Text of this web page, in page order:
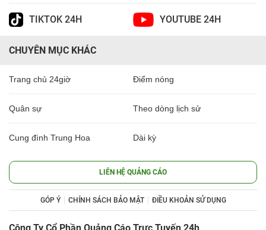
TIKTOK 24H YOUTUBE 24H
CHUYÊN MỤC KHÁC
Trang chủ 24giờ Điểm nóng
Quân sự Theo dòng lịch sử
Cung đình Trung Hoa Dài kỳ
LIÊN HỆ QUẢNG CÁO
GÓP Ý CHÍNH SÁCH BẢO MẬT ĐIỀU KHOẢN SỬ DỤNG